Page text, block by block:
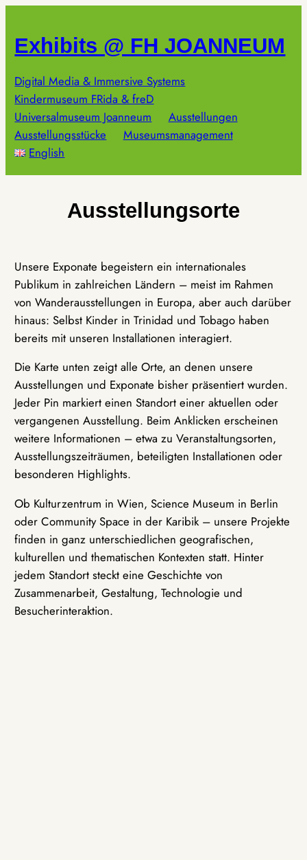
springen
Exhibits @ FH JOANNEUM
Digital Media & Immersive Systems
Kindermuseum FRida & freD
Universalmuseum Joanneum
Ausstellungen
Ausstellungsstücke
Museumsmanagement
English
Ausstellungsorte
Unsere Exponate begeistern ein internationales
Publikum in zahlreichen Ländern – meist im Rahmen
von Wanderausstellungen in Europa, aber auch darüber
hinaus: Selbst Kinder in Trinidad und Tobago haben
bereits mit unseren Installationen interagiert.
Die Karte unten zeigt alle Orte, an denen unsere
Ausstellungen und Exponate bisher präsentiert wurden.
Jeder Pin markiert einen Standort einer aktuellen oder
vergangenen Ausstellung. Beim Anklicken erscheinen
weitere Informationen – etwa zu Veranstaltungsorten,
Ausstellungszeiträumen, beteiligten Installationen oder
besonderen Highlights.
Ob Kulturzentrum in Wien, Science Museum in Berlin
oder Community Space in der Karibik – unsere Projekte
finden in ganz unterschiedlichen geografischen,
kulturellen und thematischen Kontexten statt. Hinter
jedem Standort steckt eine Geschichte von
Zusammenarbeit, Gestaltung, Technologie und
Besucherinteraktion.